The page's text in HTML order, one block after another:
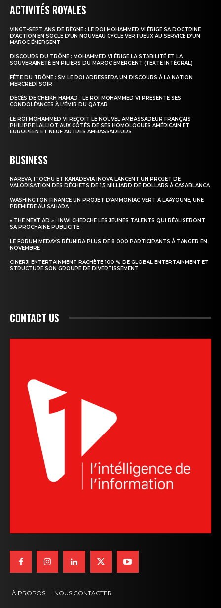
ACTIVITÉS ROYALES
VINGT-SEPT ANS DE RÈGNE : LE ROI MOHAMMED VI ÉRIGE SA DOCTRINE
D’ACTION EN SOCLE D’UN NOUVEAU CYCLE VERTUEUX AU SERVICE D’UN
MAROC ÉMERGENT
DISCOURS DU TRÔNE : MOHAMMED VI ÉRIGE LA STABILITÉ ET LA
SOUVERAINETÉ EN PILIERS DU MAROC ÉMERGENT (TEXTE INTÉGRAL)
FÊTE DU TRÔNE : SM LE ROI ADRESSERA UN DISCOURS À LA NATION
MERCREDI SOIR
DÉCÈS DE CHEIKH HAMAD : LE ROI MOHAMMED VI PRÉSENTE SES
CONDOLÉANCES À L’ÉMIR DU QATAR
LE ROI MOHAMMED VI REÇOIT LE NOUVEL AMBASSADEUR FRANÇAIS
PHILIPPE LALLIOT AUX CÔTÉS DE SES HOMOLOGUES AMÉRICAIN ET
EUROPÉEN ET NEUF AUTRES AMBASSADEURS
BUSINESS
NAREVA, ITOCHU ET KANADEVIA INOVA LANCENT UN PROJET DE
VALORISATION DES DÉCHETS DE 1,5 MILLIARD DE DOLLARS À CASABLANCA
WASHINGTON FINANCE UN PROJET D’AMMONIAC VERT À LAÂYOUNE, UNE
PREMIÈRE AU SAHARA
« THE NEXT AD » : INWI CHERCHE LES JEUNES TALENTS QUI RÉALISERONT
SA PROCHAINE PUBLICITÉ
LE FORUM MEDAYS RÉUNIRA PLUS DE 8 000 PARTICIPANTS À TANGER EN
NOVEMBRE
CINERJI ENTERTAINMENT RACHÈTE 100 % DE GLOBAL ENTERTAINMENT ET
STRUCTURE SON GROUPE DE DIVERTISSEMENT
CONTACT US
À PROPOS NOUS CONTACTER